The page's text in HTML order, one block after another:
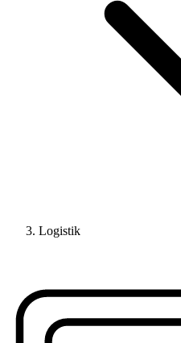
Logistik